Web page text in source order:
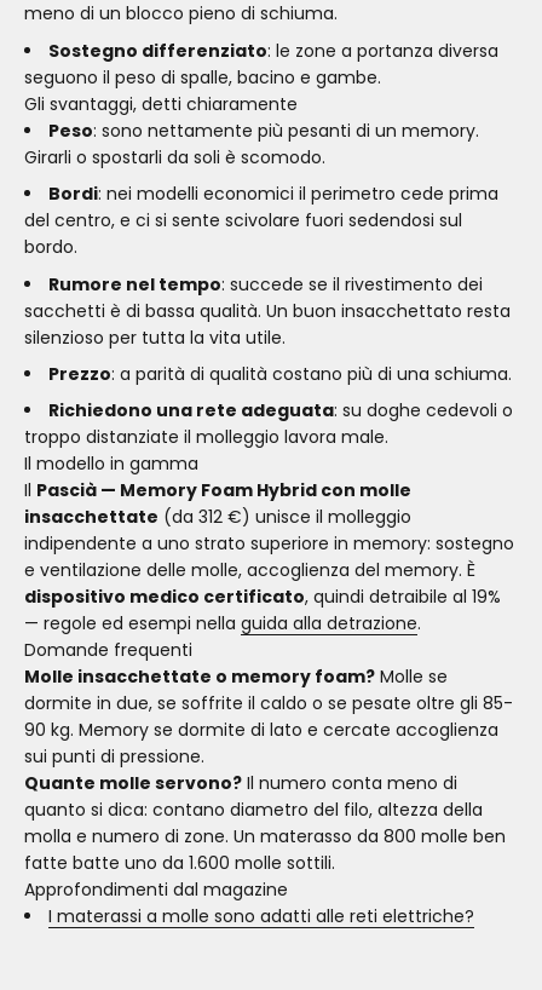
meno di un blocco pieno di schiuma.
Sostegno differenziato: le zone a portanza diversa
seguono il peso di spalle, bacino e gambe.
Gli svantaggi, detti chiaramente
Peso: sono nettamente più pesanti di un memory.
Girarli o spostarli da soli è scomodo.
Bordi: nei modelli economici il perimetro cede prima
del centro, e ci si sente scivolare fuori sedendosi sul
bordo.
Rumore nel tempo: succede se il rivestimento dei
sacchetti è di bassa qualità. Un buon insacchettato resta
silenzioso per tutta la vita utile.
Prezzo: a parità di qualità costano più di una schiuma.
Richiedono una rete adeguata: su doghe cedevoli o
troppo distanziate il molleggio lavora male.
Il modello in gamma
Il Pascià — Memory Foam Hybrid con molle
insacchettate (da 312 €) unisce il molleggio
indipendente a uno strato superiore in memory: sostegno
e ventilazione delle molle, accoglienza del memory. È
dispositivo medico certificato, quindi detraibile al 19%
— regole ed esempi nella guida alla detrazione.
Domande frequenti
Molle insacchettate o memory foam? Molle se
dormite in due, se soffrite il caldo o se pesate oltre gli 85-
90 kg. Memory se dormite di lato e cercate accoglienza
sui punti di pressione.
Quante molle servono? Il numero conta meno di
quanto si dica: contano diametro del filo, altezza della
molla e numero di zone. Un materasso da 800 molle ben
fatte batte uno da 1.600 molle sottili.
Approfondimenti dal magazine
I materassi a molle sono adatti alle reti elettriche?